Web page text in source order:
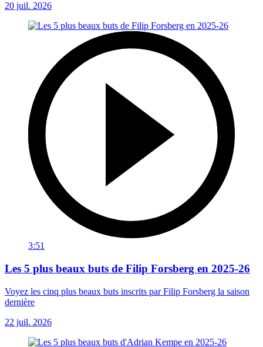
20 juil. 2026
3:51
Les 5 plus beaux buts de Filip Forsberg en 2025-26
Voyez les cinq plus beaux buts inscrits par Filip Forsberg la saison
dernière
22 juil. 2026